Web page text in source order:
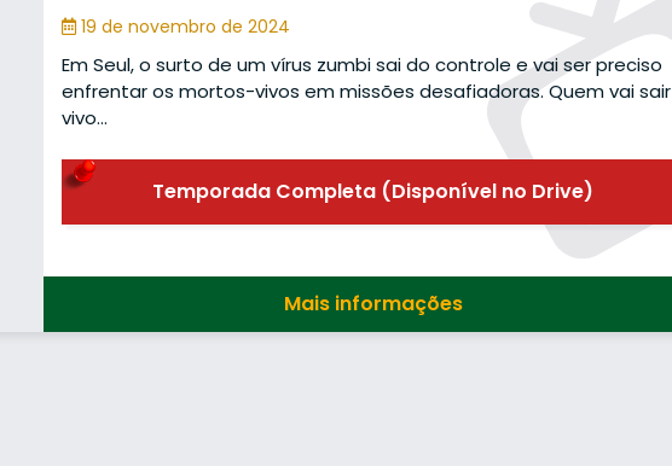
19 de novembro de 2024
Em Seul, o surto de um vírus zumbi sai do controle e vai ser preciso
enfrentar os mortos-vivos em missões desafiadoras. Quem vai sair
vivo…
Temporada Completa (Disponível no Drive)
Mais informações